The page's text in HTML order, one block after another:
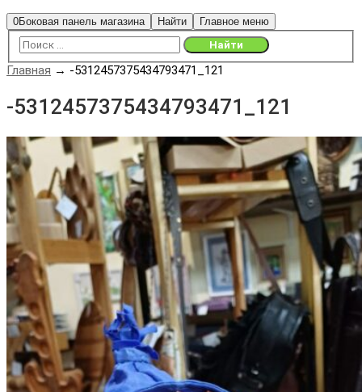
0Боковая панель магазина Найти Главное меню
Главная → -5312457375434793471_121
-5312457375434793471_121